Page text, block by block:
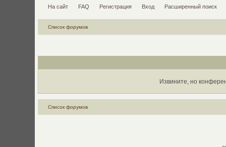
На сайт FAQ Регистрация Вход Расширенный поиск
Список форумов
Извините, но
Список форумов